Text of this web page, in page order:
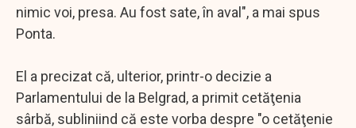
nimic voi, presa. Au fost sate, în aval", a mai spus
Ponta.
El a precizat că, ulterior, printr-o decizie a
Parlamentului de la Belgrad, a primit cetăţenia
sârbă, subliniind că este vorba despre "o cetăţenie